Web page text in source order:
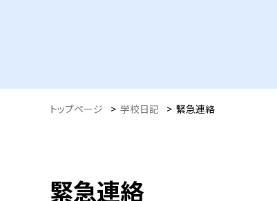
トップページ > 学校日記 > 緊急連絡
緊急連絡